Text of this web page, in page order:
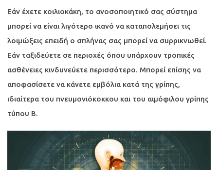
Εάν έχετε κοιλιοκάκη, το ανοσοποιητικό σας σύστημα
μπορεί να είναι λιγότερο ικανό να καταπολεμήσει τις
λοιμώξεις επειδή ο σπλήνας σας μπορεί να συρρικνωθεί.
Εάν ταξιδεύετε σε περιοχές όπου υπάρχουν τροπικές
ασθένειες κινδυνεύετε περισσότερο. Μπορεί επίσης να
αποφασίσετε να κάνετε εμβόλια κατά της γρίπης,
ιδιαίτερα του πνευμονιόκοκκου και του αιμόφιλου γρίπης
τύπου Β.